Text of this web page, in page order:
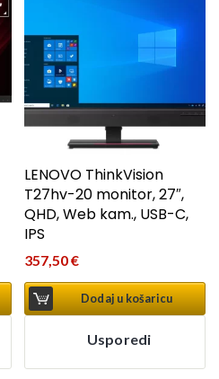
LENOVO ThinkVision
T27hv-20 monitor, 27″,
QHD, Web kam., USB-C,
IPS
357,50€
Dodaj u košaricu
Usporedi